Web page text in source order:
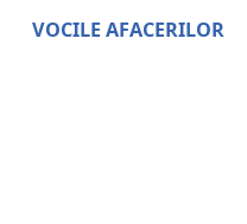
VOCILE AFACERILOR